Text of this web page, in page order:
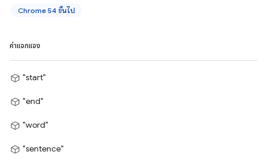
Chrome 54 ขึ้นไป
ค่าแจกแจง
"start"
"end"
"word"
"sentence"